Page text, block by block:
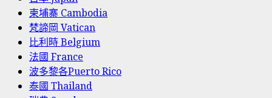
柬埔寨 Cambodia
梵諦岡 Vatican
比利時 Belgium
法國 France
波多黎各Puerto Rico
泰國 Thailand